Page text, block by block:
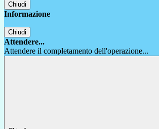
Chiudi
Informazione
Chiudi
Attendere...
Attendere il completamento dell'operazione...